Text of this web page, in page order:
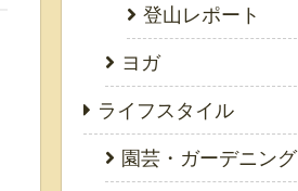
登山レポート
ヨガ
ライフスタイル
園芸・ガーデニング